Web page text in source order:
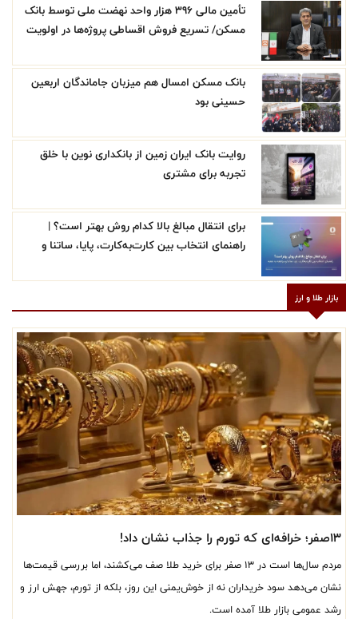
تأمین مالی ۳۹۶ هزار واحد نهضت ملی توسط بانک
مسکن/ تسریع فروش اقساطی پروژه‌ها در اولویت
بانک مسکن امسال هم میزبان جاماندگان اربعین
حسینی بود
روایت بانک ایران زمین از بانکداری نوین با خلق
تجربه برای مشتری
برای انتقال مبالغ بالا کدام روش بهتر است؟ |
راهنمای انتخاب بین کارت‌به‌کارت، پایا، ساتنا و
بازار طلا و ارز
۱۳صفر؛ خرافه‌ای که تورم را جذاب نشان داد!
مردم سال‌ها است در ۱۳ صفر برای خرید طلا صف می‌کشند، اما بررسی قیمت‌ها
نشان می‌دهد سود خریداران نه از خوش‌یمنی این روز، بلکه از تورم، جهش ارز و
رشد عمومی بازار طلا آمده است.